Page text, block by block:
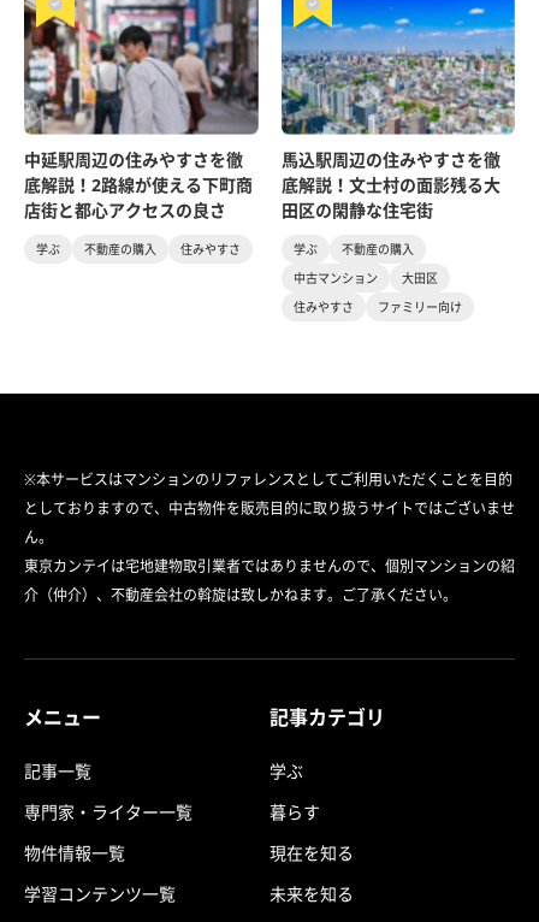
中延駅周辺の住みやすさを徹
底解説！2路線が使える下町商
店街と都心アクセスの良さ
学ぶ 不動産の購入 住みやすさ
馬込駅周辺の住みやすさを徹
底解説！文士村の面影残る大
田区の閑静な住宅街
学ぶ
不動産の購入
中古マンション
大田区
住みやすさ
ファミリー向け
※本サービスはマンションのリファレンスとしてご利用いただくことを目的
としておりますので、中古物件を販売目的に取り扱うサイトではございませ
ん。
東京カンテイは宅地建物取引業者ではありませんので、個別マンションの紹
介（仲介）、不動産会社の斡旋は致しかねます。ご了承ください。
メニュー
記事一覧
専門家・ライター一覧
物件情報一覧
学習コンテンツ一覧
記事カテゴリ
学ぶ
暮らす
現在を知る
未来を知る